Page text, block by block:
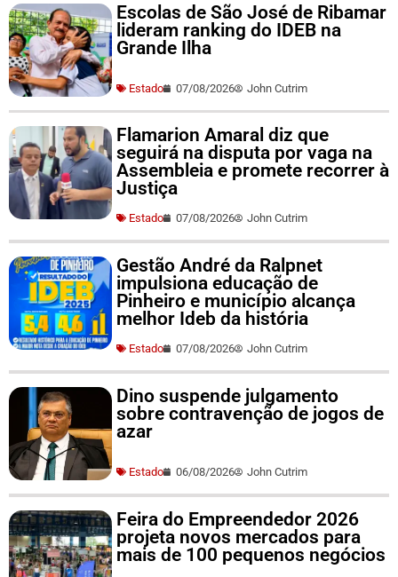
Escolas de São José de Ribamar
lideram ranking do IDEB na
Grande Ilha
Estado 07/08/2026 John Cutrim
Flamarion Amaral diz que
seguirá na disputa por vaga na
Assembleia e promete recorrer à
Justiça
Estado 07/08/2026 John Cutrim
Gestão André da Ralpnet
impulsiona educação de
Pinheiro e município alcança
melhor Ideb da história
Estado 07/08/2026 John Cutrim
Dino suspende julgamento
sobre contravenção de jogos de
azar
Estado 06/08/2026 John Cutrim
Feira do Empreendedor 2026
projeta novos mercados para
mais de 100 pequenos negócios